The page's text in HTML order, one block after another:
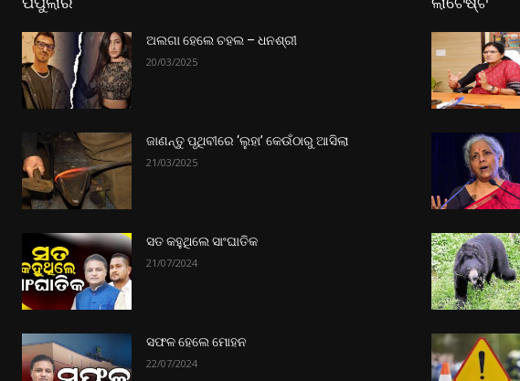
ଅଲଗା ହେଲେ ଚହଲ – ଧନଶ୍ରୀ
20/03/2025
ଜାଣନ୍ତୁ ପୃଥିବୀରେ ‘ଲୁହା’ କେଉଁଠାରୁ ଆସିଲା
21/03/2025
ସତ କହୁଥିଲେ ସାଂଘାତିକ
21/07/2024
ସଫଳ ହେଲେ ମୋହନ
22/07/2024